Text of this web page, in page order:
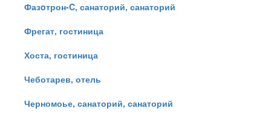
Фазoтрон-C, санаторий, санаторий
Фрегат, гостиница
Хоста, гостиница
Чеботарев, отель
Черномоье, санаторий, санаторий